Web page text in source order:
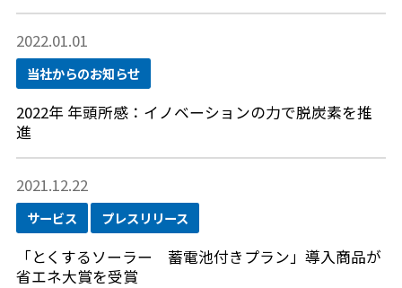
2022.01.01
当社からのお知らせ
2022年 年頭所感：イノベーションの力で脱炭素を推
進
2021.12.22
サービス プレスリリース
「とくするソーラー 蓄電池付きプラン」導入商品が
省エネ大賞を受賞